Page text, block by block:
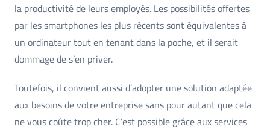
la productivité de leurs employés. Les possibilités offertes
par les smartphones les plus récents sont équivalentes à
un ordinateur tout en tenant dans la poche, et il serait
dommage de s’en priver.
Toutefois, il convient aussi d’adopter une solution adaptée
aux besoins de votre entreprise sans pour autant que cela
ne vous coûte trop cher. C’est possible grâce aux services